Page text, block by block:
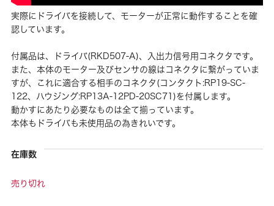
実際にドライバを接続して、モーターが正常に動作することを確
認しています。
付属品は、ドライバ(RKD507-A)、入出力信号用コネクタです。
また、本体のモーター及びセンサの線はコネクタに繋がっていま
すが、これに適合する相手のコネクタ(コンタクト:RP19-SC-
122、ハウジング:RP13A-12PD-20SC71)を付属します。
動かすにあたり必要なものは全て揃っています。
本体もドライバも未使用品の為きれいです。
在庫数
売り切れ